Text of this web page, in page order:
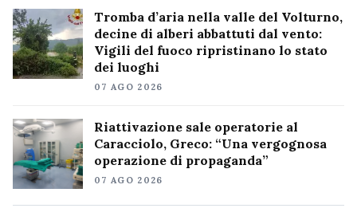
Tromba d’aria nella valle del Volturno,
decine di alberi abbattuti dal vento:
Vigili del fuoco ripristinano lo stato
dei luoghi
07 AGO 2026
Riattivazione sale operatorie al
Caracciolo, Greco: “Una vergognosa
operazione di propaganda”
07 AGO 2026